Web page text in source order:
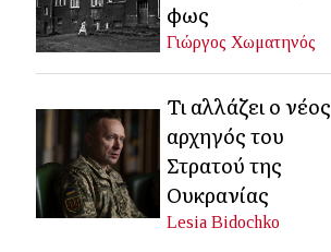
φως
Γιώργος Χωματηνός
Τι αλλάζει ο νέος
αρχηγός του
Στρατού της
Ουκρανίας
Lesia Bidochko